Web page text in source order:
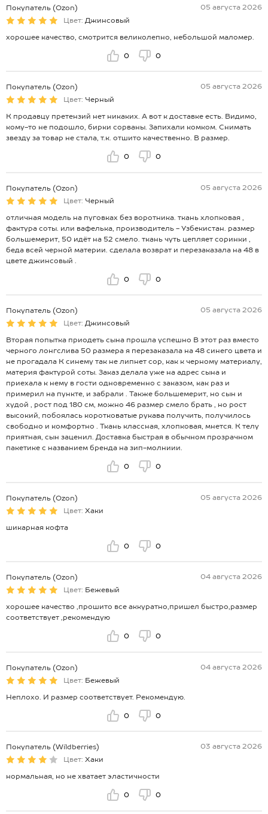
Покупатель (Ozon)
05 августа 2026
Цвет: Джинсовый
хорошее качество, смотрится великолепно, небольшой маломер.
0 0
Покупатель (Ozon)
05 августа 2026
Цвет: Черный
К продавцу претензий нет никаких. А вот к доставке есть. Видимо,
кому-то не подошло, бирки сорваны. Запихали комком. Снимать
звезду за товар не стала, т.к. отшито качественно. В размер.
0 0
Покупатель (Ozon)
05 августа 2026
Цвет: Черный
отличная модель на пуговках без воротника. ткань хлопковая ,
фактура соты. или вафелька, производитель - Узбекистан. размер
большемерит, 50 идёт на 52 смело. ткань чуть цепляет соринки ,
беда всей черной материи. сделала возврат и перезаказала на 48 в
цвете джинсовый .
0 0
Покупатель (Ozon)
05 августа 2026
Цвет: Джинсовый
Вторая попытка приодеть сына прошла успешно В этот раз вместо
черного лонгслива 50 размера я перезаказала на 48 синего цвета и
не прогадала К синему так не липнет сор, как к черному материалу,
материя фактурой соты. Заказ делала уже на адрес сына и
приехала к нему в гости одновременно с заказом, как раз и
примерил на пункте, и забрали . Также большемерит, но сын и
худой , рост под 180 см, можно 46 размер смело брать , но рост
высокий, побоялась коротковатые рукава получить, получилось
свободно и комфортно . Ткань классная, хлопковая, мнется. К телу
приятная, сын заценил. Доставка быстрая в обычном прозрачном
пакетике с названием бренда на зип-молниии.
0 0
Покупатель (Ozon)
05 августа 2026
Цвет: Хаки
шикарная кофта
0 0
Покупатель (Ozon)
04 августа 2026
Цвет: Бежевый
хорошее качество ,прошито все аккуратно,пришел быстро,размер
соответствует ,рекомендую
0 0
Покупатель (Ozon)
04 августа 2026
Цвет: Бежевый
Неплохо. И размер соответствует. Рекомендую.
0 0
Покупатель (Wildberries)
03 августа 2026
Цвет: Хаки
нормальная, но не хватает эластичности
0 0